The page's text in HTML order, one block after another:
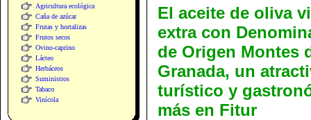
Agricultura ecológica
Caña de azúcar
Frutas y hortalizas
Frutos secos
Ovino-caprino
Lácteo
Herbáceos
Suministros
Tabaco
Vinícola
El aceite de oliva
extra con
de Origen Montes
Granada, un
turístico y
más en Fitur